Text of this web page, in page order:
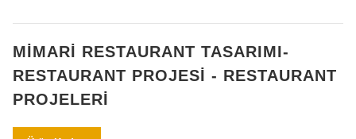
MİMARİ RESTAURANT TASARIMI-
RESTAURANT PROJESİ - RESTAURANT
PROJELERİ